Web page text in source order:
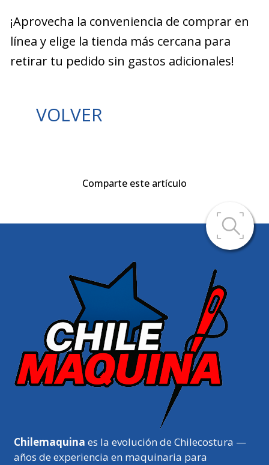
¡Aprovecha la conveniencia de comprar en
línea y elige la tienda más cercana para
retirar tu pedido sin gastos adicionales!
VOLVER
Comparte este artículo
Chilemaquina es la evolución de Chilecostura —
años de experiencia en maquinaria para